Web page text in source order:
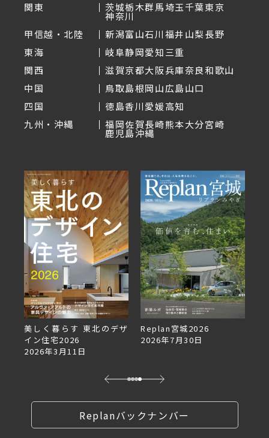
関東
茨城栃木群馬埼玉千葉東京
神奈川
甲信越・北陸
新潟富山石川福井山梨長野
東海
岐阜静岡愛知三重
関西
滋賀京都大阪兵庫奈良和歌山
中国
鳥取島根岡山広島山口
四国
徳島香川愛媛高知
九州・沖縄
福岡佐賀長崎熊本大分宮崎
鹿児島沖縄
美しく暮らす 東北のデザ
イン住宅2026
2026年3月11日
Replan宮城2026
2026年7月30日
Replanバックナンバー